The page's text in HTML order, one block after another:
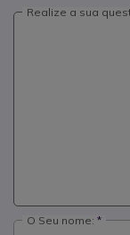
Realize a sua
O Seu nome: